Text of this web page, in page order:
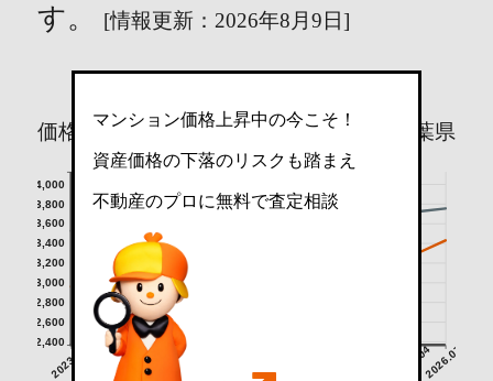
す。
[情報更新：2026年8月9日]
価格（万円） 印西市 千葉県
2023.07 2023.102024.012024.042024.07 2026.042026.07
2,400
2,600
2,800
3,000
3,200
3,400
3,600
3,800
4,000
マンション価格上昇中の今こそ！
資産価格の下落のリスクも踏まえ
不動産のプロに無料で査定相談